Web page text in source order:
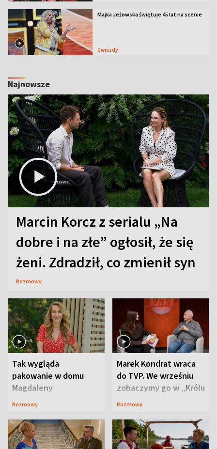
Majka Jeżowska świętuje 45 lat na scenie
Gwiazdy
Najnowsze
Marcin Korcz z serialu „Na
dobre i na złe” ogłosił, że się
żeni. Zdradził, co zmienił syn
Rozmowy
Tak wygląda
pakowanie w domu
Magdaleny
Waligórskiej-Lisieckiej.
Rozmowy
Marek Kondrat wraca
do TVP. We wrześniu
zobaczymy go w „Królu
Maciusiu I”
Rozmowy